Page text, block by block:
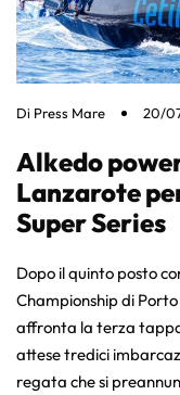
Di Press Mare 20/
Alkedo
Lanzarote
Super Series
Dopo il quinto posto
Championship di
affronta la terza tappa
attese tredici
regata che si